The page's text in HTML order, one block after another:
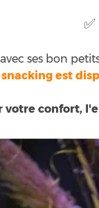
ses bon
est
votre confort,